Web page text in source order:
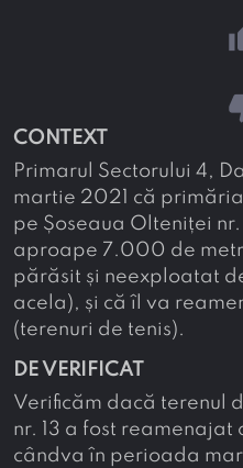
CONTEXT
Primarul Sectorului 4,
martie 2021 că
pe Șoseaua Olteniței
aproape 7.000 de
părăsit și neexploatat
acela), și că îl va
(terenuri de tenis).
DE VERIFICAT
Verificăm dacă terenul
nr. 13 a fost
cândva în perioada